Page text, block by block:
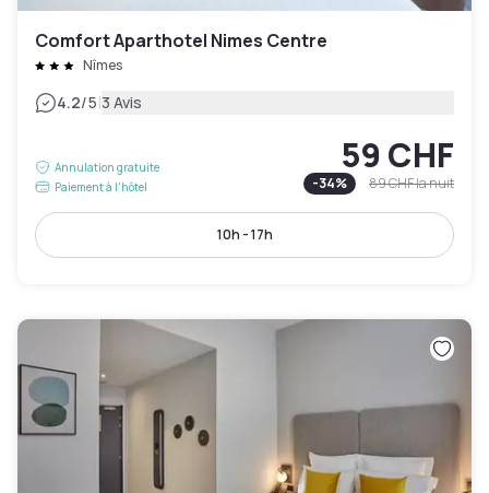
Comfort Aparthotel Nimes Centre
Nîmes
4.2/5|3 Avis
Annulation gratuite
Paiement à l'hôtel
59 CHF
-34% 89 CHFla nuit
10h - 17h